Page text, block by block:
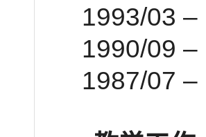
1993/03 –
1990/09 –
1987/07 –